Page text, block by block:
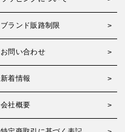
ブランド販路制限
お問い合わせ
新着情報
会社概要